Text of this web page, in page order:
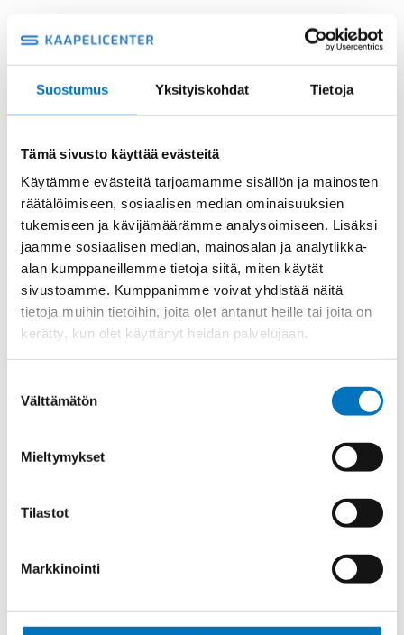
Suostumus Yksityiskohdat Tietoja
Tämä sivusto käyttää evästeitä
Käytämme evästeitä tarjoamamme sisällön ja mainosten
räätälöimiseen, sosiaalisen median ominaisuuksien
tukemiseen ja kävijämäärämme analysoimiseen. Lisäksi
jaamme sosiaalisen median, mainosalan ja analytiikka-
alan kumppaneillemme tietoja siitä, miten käytät
sivustoamme. Kumppanimme voivat yhdistää näitä
tietoja muihin tietoihin, joita olet antanut heille tai joita on
kerätty, kun olet käyttänyt heidän palvelujaan.
valinta
Välttämätön
Mieltymykset
Tilastot
Markkinointi
Valmistaja
Hummel Ag
Kierteen Pituus Gl
Tuotenimi/Malli
HSK-INOX-PVDF (1.4404)
Etim 7
Materiaali
INOX 1.4404
Kierre
Ulkokierre Ag
M 25 x 1,5
Normen
Min [C]
Max [C]
Käyttölämpötila
'-35°C to +150°C
FKM
IP 68 – 10 bar;IP 69 K
Avaimenkuva 1 [Mm]
30
NEMA;cUL;DNV-GL;UL
Halkasija Min.[Mm]
9
Halkaisija Max. [Mm]
Kiristysmomentti [Nm]
12